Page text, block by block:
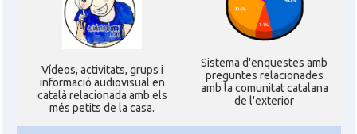
Ví­deos, activitats, grups i
informació audiovisual en
català relacionada amb els
més petits de la casa.
Sistema d'enquestes amb
preguntes relacionades
amb la comunitat catalana
de l'exterior